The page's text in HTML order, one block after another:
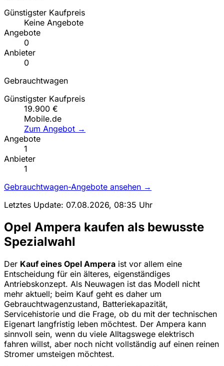
Günstigster Kaufpreis
Keine Angebote
Angebote
0
Anbieter
0
Gebrauchtwagen
Günstigster Kaufpreis
19.900 €
Mobile.de
Zum Angebot →
Angebote
1
Anbieter
1
Gebrauchtwagen-Angebote ansehen →
Letztes Update: 07.08.2026, 08:35 Uhr
Opel Ampera kaufen als bewusste
Spezialwahl
Der Kauf eines Opel Ampera ist vor allem eine
Entscheidung für ein älteres, eigenständiges
Antriebskonzept. Als Neuwagen ist das Modell nicht
mehr aktuell; beim Kauf geht es daher um
Gebrauchtwagenzustand, Batteriekapazität,
Servicehistorie und die Frage, ob du mit der technischen
Eigenart langfristig leben möchtest. Der Ampera kann
sinnvoll sein, wenn du viele Alltagswege elektrisch
fahren willst, aber noch nicht vollständig auf einen reinen
Stromer umsteigen möchtest.